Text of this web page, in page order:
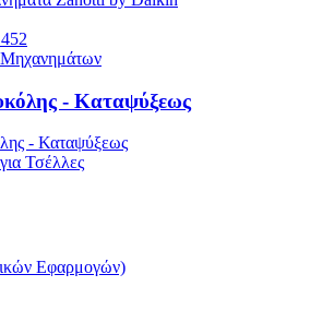
Μηχανημάτων
- Καταψύξεως
- Καταψύξεως
Τσέλλες
Εφαρμογών)